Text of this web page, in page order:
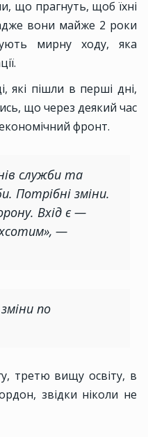
що прагнуть, щоб їхні
вони майже 2 роки
мирну ходу, яка
які пішли в перші дні,
що через деякий час
фронт.
служби та
Потрібні зміни.
Вхід є —
—
по
третю вищу освіту, в
звідки ніколи не